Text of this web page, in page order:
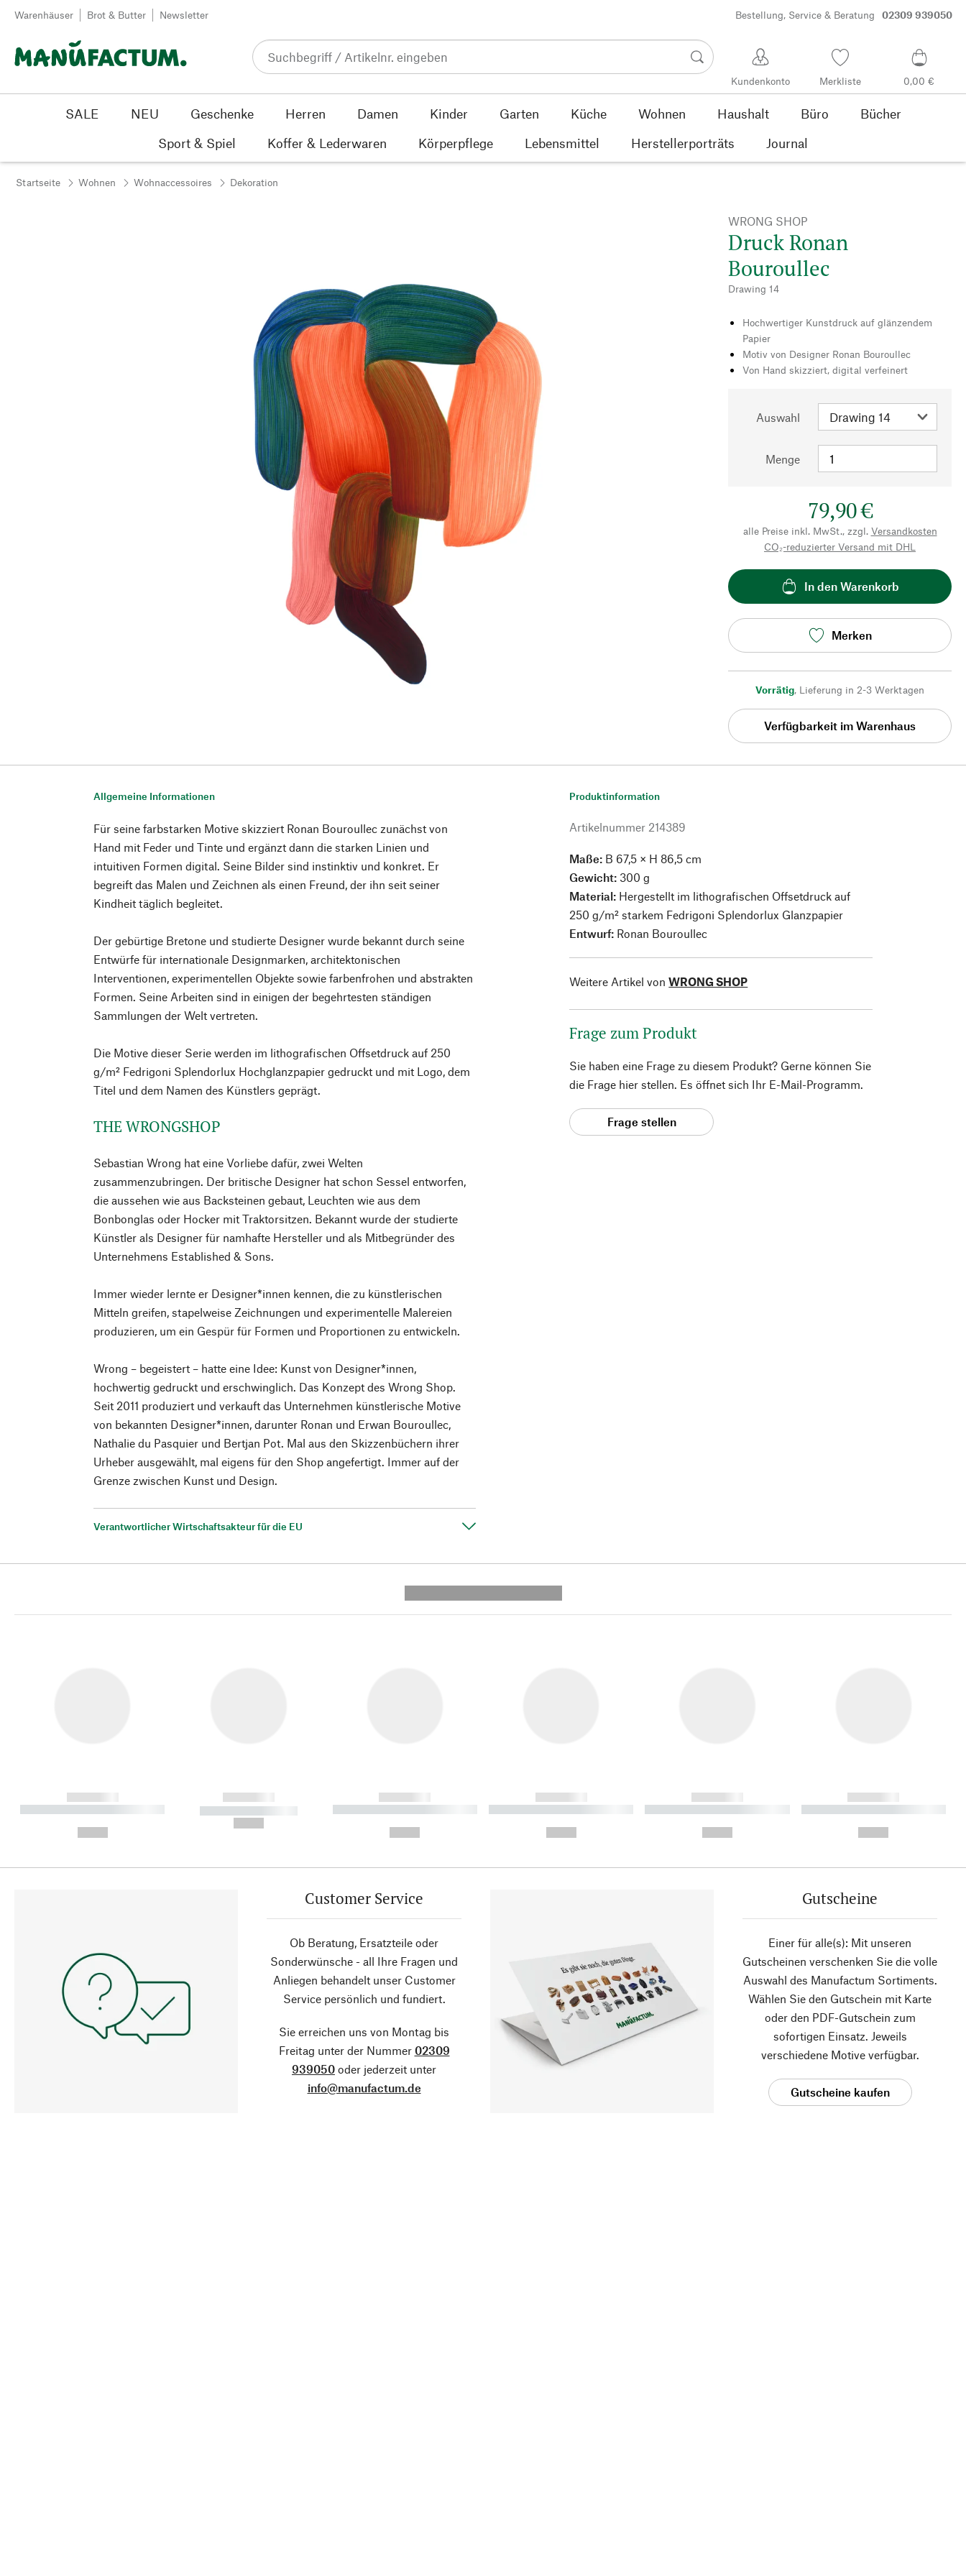
Zum Inhalt springen
Warenhäuser Brot & Butter Newsletter Bestellung, Service & Beratung 02309 939050
Kundenkonto Merkliste 0,00 €
SALE NEU Geschenke Herren Damen Kinder Garten Küche Wohnen Haushalt Büro
Bücher
Sport & Spiel
Koffer & Lederwaren Körperpflege Lebensmittel Herstellerporträts Journal
Startseite Wohnen Wohnaccessoires Dekoration
WRONG SHOP
Druck Ronan
Bouroullec
Drawing 14
Hochwertiger Kunstdruck auf glänzendem
Papier
Motiv von Designer Ronan Bouroullec
Von Hand skizziert, digital verfeinert
Auswahl
Menge
79,90 €
alle Preise inkl. MwSt., zzgl. Versandkosten
CO₂-reduzierter Versand mit DHL
In den Warenkorb
Merken
Vorrätig, Lieferung in 2-3 Werktagen
Verfügbarkeit im Warenhaus
Allgemeine Informationen
Für seine farbstarken Motive skizziert Ronan Bouroullec zunächst von
Hand mit Feder und Tinte und ergänzt dann die starken Linien und
intuitiven Formen digital. Seine Bilder sind instinktiv und konkret. Er
begreift das Malen und Zeichnen als einen Freund, der ihn seit seiner
Kindheit täglich begleitet.
Der gebürtige Bretone und studierte Designer wurde bekannt durch seine
Entwürfe für internationale Designmarken, architektonischen
Interventionen, experimentellen Objekte sowie farbenfrohen und abstrakten
Formen. Seine Arbeiten sind in einigen der begehrtesten ständigen
Sammlungen der Welt vertreten.
Die Motive dieser Serie werden im lithografischen Offsetdruck auf 250
g/m² Fedrigoni Splendorlux Hochglanzpapier gedruckt und mit Logo, dem
Titel und dem Namen des Künstlers geprägt.
THE WRONGSHOP
Sebastian Wrong hat eine Vorliebe dafür, zwei Welten
zusammenzubringen. Der britische Designer hat schon Sessel entworfen,
die aussehen wie aus Backsteinen gebaut, Leuchten wie aus dem
Bonbonglas oder Hocker mit Traktorsitzen. Bekannt wurde der studierte
Künstler als Designer für namhafte Hersteller und als Mitbegründer des
Unternehmens Established & Sons.
Immer wieder lernte er Designer*innen kennen, die zu künstlerischen
Mitteln greifen, stapelweise Zeichnungen und experimentelle Malereien
produzieren, um ein Gespür für Formen und Proportionen zu entwickeln.
Wrong – begeistert – hatte eine Idee: Kunst von Designer*innen,
hochwertig gedruckt und erschwinglich. Das Konzept des Wrong Shop.
Seit 2011 produziert und verkauft das Unternehmen künstlerische Motive
von bekannten Designer*innen, darunter Ronan und Erwan Bouroullec,
Nathalie du Pasquier und Bertjan Pot. Mal aus den Skizzenbüchern ihrer
Urheber ausgewählt, mal eigens für den Shop angefertigt. Immer auf der
Grenze zwischen Kunst und Design.
Verantwortlicher Wirtschaftsakteur für die EU
Produktinformation
Artikelnummer 214389
Maße: B 67,5 × H 86,5 cm
Gewicht: 300 g
Material: Hergestellt im lithografischen Offsetdruck auf
250 g/m² starkem Fedrigoni Splendorlux Glanzpapier
Entwurf: Ronan Bouroullec
Weitere Artikel von WRONG SHOP
Frage zum Produkt
Sie haben eine Frage zu diesem Produkt? Gerne können Sie
die Frage hier stellen. Es öffnet sich Ihr E-Mail-Programm.
Frage stellen
------------
----------- ----------- ----------
------------
----------- -----------
------------
----------- ----------- ----------
------------
----------- ----------- ----------
------------
----------- ----------- ----------
------------
----------- ----------- ----------
Customer Service
Ob Beratung, Ersatzteile oder
Sonderwünsche - all Ihre Fragen und
Anliegen behandelt unser Customer
Service persönlich und fundiert.
Sie erreichen uns von Montag bis
Freitag unter der Nummer 02309
939050 oder jederzeit unter
info@manufactum.de
Gutscheine
Einer für alle(s): Mit unseren
Gutscheinen verschenken Sie die volle
Auswahl des Manufactum Sortiments.
Wählen Sie den Gutschein mit Karte
oder den PDF-Gutschein zum
sofortigen Einsatz. Jeweils
verschiedene Motive verfügbar.
Gutscheine kaufen